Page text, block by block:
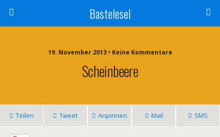
Bastelesel
19. November 2013 • Keine Kommentare
Scheinbeere
Teilen Tweet Anpinnen Mail SMS